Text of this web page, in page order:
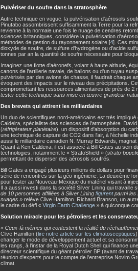
Pulvériser du soufre dans la stratosphère
Autre technique en vogue, la pulvérisation d'aérosols
Pinutabo assombrissent suffisamment la Terre pour la
revienne à la normale une fois le nuage de cendres
sciences britanniques, considère la pulvérisation
méthodes de gestion du rayonnement solaire [4]. Ces
dioxyde de soufre, de sulfure d'hydrogène ou d'acide
tonnes par an la quantité de soufre nécessaire pour
Imaginez une flotte d'aéronefs, volant à haute altitude,
canons de l'artillerie navale, de ballons ou d'un tuyau
pulvérisés par des avions de chasse, il faudrait chaque
évoquent des impacts sur le niveau des précipitations.
compromettant les ressources alimentaires de près de 2
tester cette technique sans mise en œuvre grandeur
Des brevets qui attirent les milliardaires
Un duo de scientifiques nord-américains est très
Caldeira, spécialiste des sciences de l'atmosphère.
(réfrigérateur planétaire), un dispositif d'absorption du
une technique de capture de CO2 dans l'air, à l'échelle
aussi le milliardaire canadien N. Murray Edwards,
Quant à Ken Caldeira, il est associé à Bill Gates au sein
technologies, notamment le « StratoShield » (strato-
permettant de disperser des aérosols soufrés.
Bill Gates a engagé plusieurs millions de dollars pour
série de rencontres sur la géo-ingénierie. La deuxième
pour tester au Nouveau-Mexique du matériel visant à
Il a aussi investi dans la société Silver Lining qui travaille
de 10 personnes affiliées à Silver Lining figurentparmi les
nuages » relève Clive Hamilton. Richard Branson, un
le cadre du défi « Virgin Earth Challenge » à quiconque
Solution miracle pour les pétroliers et les
« Ceux-là mêmes qui contestent la réalité du
Clive Hamilton (lire notre article sur les climatosceptiques
changer le mode de développement actuel et sa
les rangs, à l'instar de la Royal Dutch Shell qui finance une
directeur scientifique du géant pétrolier BP (avant de
réunion d'experts pour le compte de l'entreprise Novim
climat.